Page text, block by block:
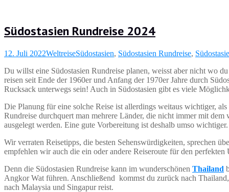
Südostasien Rundreise 2024
12. Juli 2022WeltreiseSüdostasien, Südostasien Rundreise,
Du willst eine Südostasien Rundreise planen, weisst aber nicht wo
reisen seit Ende der 1960er und Anfang der 1970er Jahre durch
Rucksack unterwegs sein! Auch in Südostasien gibt es viele
Die Planung für eine solche Reise ist allerdings weitaus wichtiger,
Rundreise durchquert man mehrere Länder, die nicht immer mit
ausgelegt werden. Eine gute Vorbereitung ist deshalb umso wichtiger.
Wir verraten Reisetipps, die besten Sehenswürdigkeiten, sprechen
empfehlen wir auch die ein oder andere Reiseroute für den
Denn die Südostasien Rundreise kann im wunderschönen Thailand
Angkor Wat führen. Anschließend kommst du zurück nach
nach Malaysia und Singapur reist.